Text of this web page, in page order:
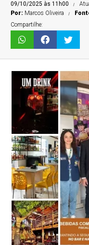
09/10/2025 às 11h00
Por: Marcos Oliveira
Compartilhe: